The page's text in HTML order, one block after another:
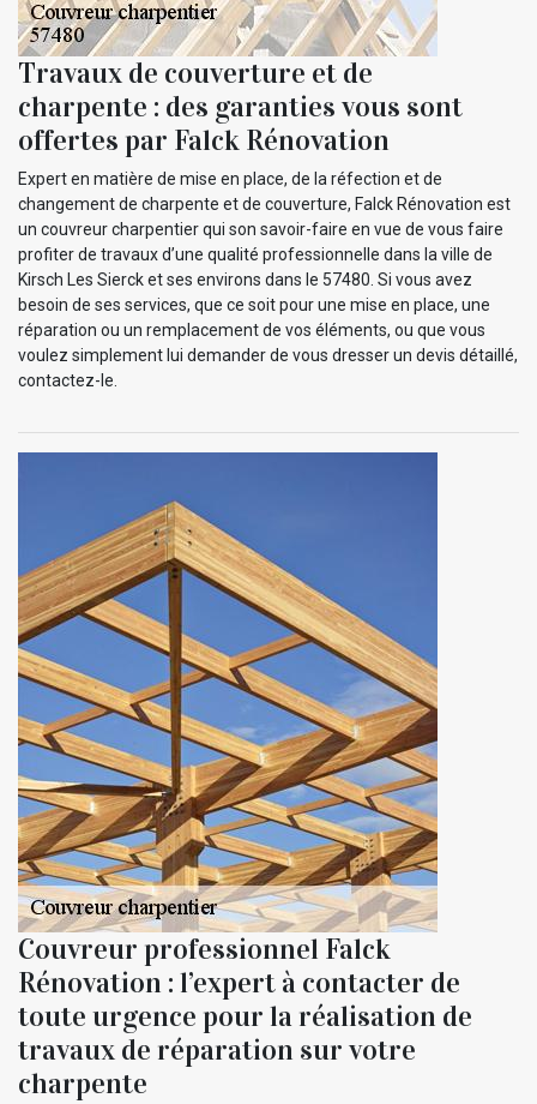
Travaux de couverture et de
charpente : des garanties vous sont
offertes par Falck Rénovation
Expert en matière de mise en place, de la réfection et de
changement de charpente et de couverture, Falck Rénovation est
un couvreur charpentier qui son savoir-faire en vue de vous faire
profiter de travaux d’une qualité professionnelle dans la ville de
Kirsch Les Sierck et ses environs dans le 57480. Si vous avez
besoin de ses services, que ce soit pour une mise en place, une
réparation ou un remplacement de vos éléments, ou que vous
voulez simplement lui demander de vous dresser un devis détaillé,
contactez-le.
Couvreur professionnel Falck
Rénovation : l’expert à contacter de
toute urgence pour la réalisation de
travaux de réparation sur votre
charpente